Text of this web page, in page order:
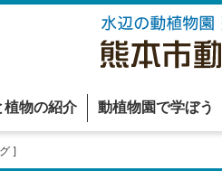
植物の紹介 動植物園で学ぼう
]